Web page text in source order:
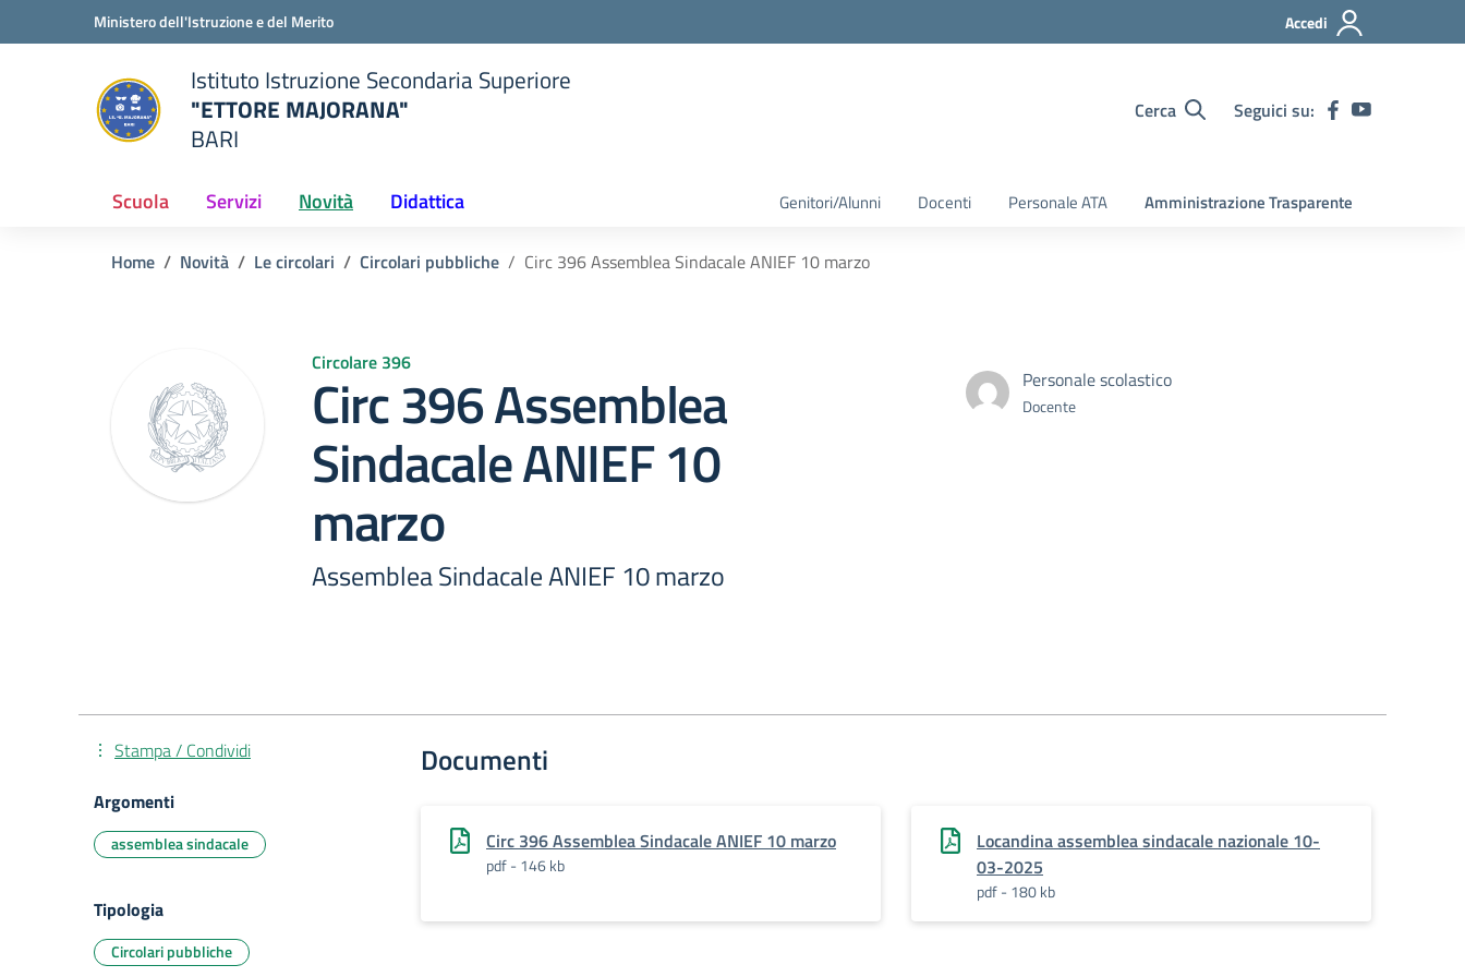
Vai ai contenuti
Vai al menu di navigazioneMinistero dell'Istruzione e del Merito Accedi
scuola
Istituto Istruzione Secondaria Superiore
"ETTORE MAJORANA"
BARI
Cerca Seguici su:
Scuola Servizi Novità Didattica Genitori/Alunni Docenti Personale ATA Amministrazione Trasparente
Home Novità Le circolari Circolari pubbliche Circ 396 Assemblea Sindacale ANIEF 10 marzo
Circolare 396
Circ 396 Assemblea
Sindacale ANIEF 10
marzo
Assemblea Sindacale ANIEF 10 marzo
Personale scolastico
Docente
Documenti
Circ 396 Assemblea Sindacale ANIEF 10 marzo
pdf - 146 kb
Locandina assemblea sindacale nazionale 10-
03-2025
pdf - 180 kb
Stampa / Condividi
Argomenti
assemblea sindacale
Tipologia
Circolari pubbliche